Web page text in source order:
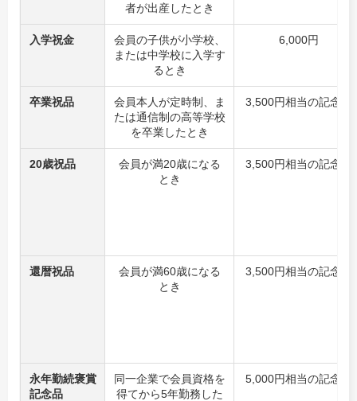
者が出産したとき
入学祝金
会員の子供が小学校、
または中学校に入学す
るとき
6,000円
卒業祝品
会員本人が定時制、ま
たは通信制の高等学校
を卒業したとき
3,500円相当の記念品
20歳祝品
会員が満20歳になる
とき
3,500円相当の記念品
還暦祝品
会員が満60歳になる
とき
3,500円相当の記念品
永年勤続褒賞
記念品
同一企業で会員資格を
得てから5年勤務した
5,000円相当の記念品